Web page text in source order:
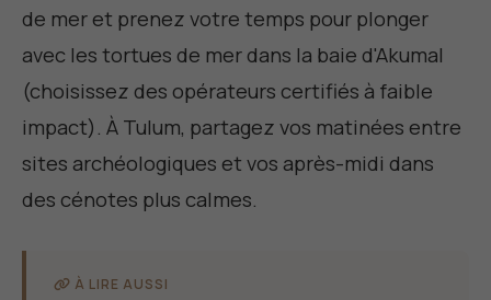
de mer et prenez votre temps pour plonger
avec les tortues de mer dans la baie d'Akumal
(choisissez des opérateurs certifiés à faible
impact). À Tulum, partagez vos matinées entre
sites archéologiques et vos après-midi dans
des cénotes plus calmes.
À LIRE AUSSI